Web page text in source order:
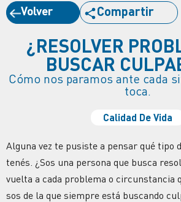
Volver Compartir
¿RESOLVER
BUSCAR
Cómo nos paramos ante cada
toca.
Calidad De Vida
Alguna vez te pusiste a pensar qué tipo
tenés. ¿Sos una persona que busca
vuelta a cada problema o circunstancia
sos de la que siempre está buscando